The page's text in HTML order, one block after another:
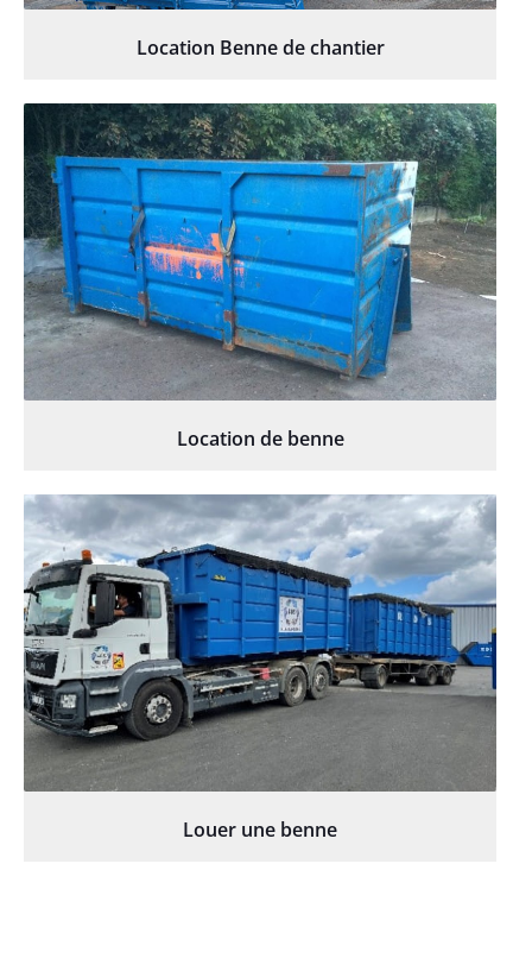
Location Benne de chantier
Location de benne
Louer une benne